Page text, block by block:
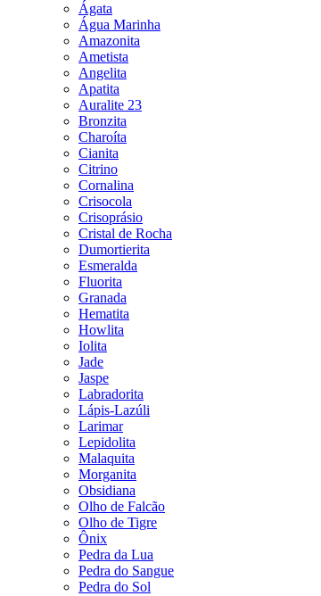
Ágata
Água Marinha
Amazonita
Ametista
Angelita
Apatita
Auralite 23
Bronzita
Charoíta
Cianita
Citrino
Cornalina
Crisocola
Crisoprásio
Cristal de Rocha
Dumortierita
Esmeralda
Fluorita
Granada
Hematita
Howlita
Iolita
Jade
Jaspe
Labradorita
Lápis-Lazúli
Larimar
Lepidolita
Malaquita
Morganita
Obsidiana
Olho de Falcão
Olho de Tigre
Ônix
Pedra da Lua
Pedra do Sangue
Pedra do Sol